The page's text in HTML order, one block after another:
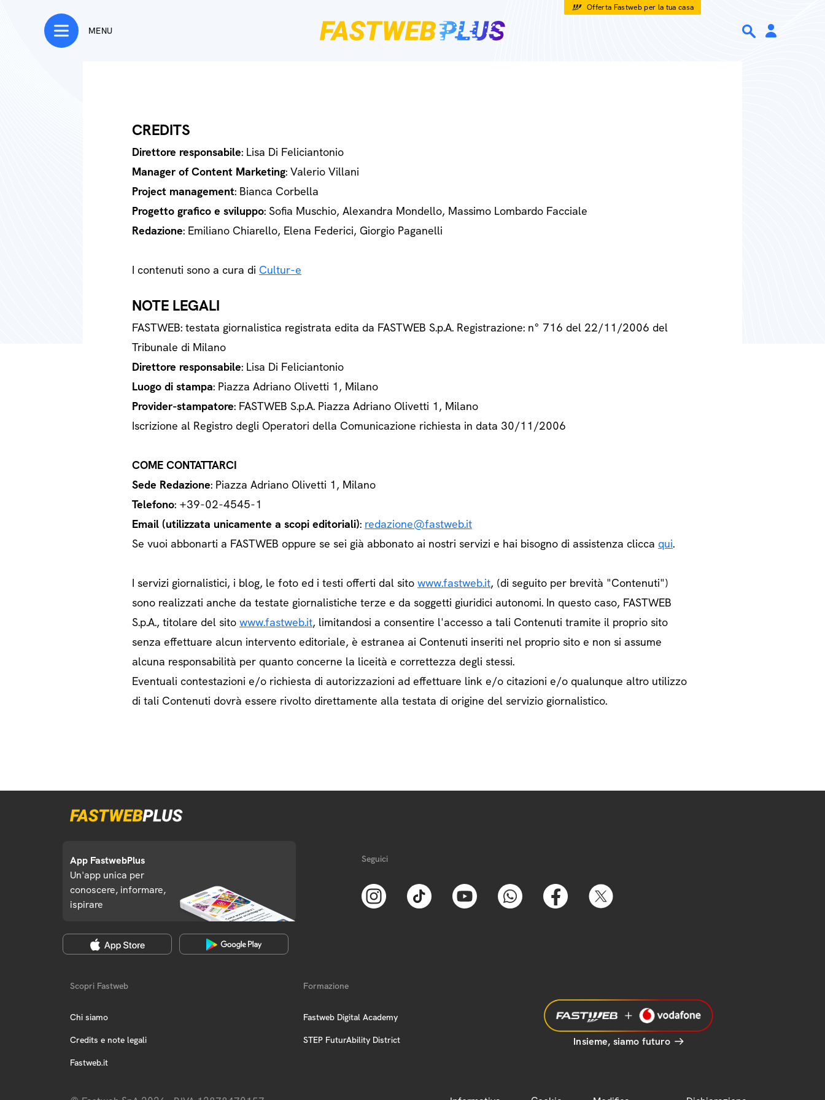
Offerta Fastweb per la tua casa
MENU
CREDITS
Direttore responsabile: Lisa Di Feliciantonio
Manager of Content Marketing: Valerio Villani
Project management: Bianca Corbella
Progetto grafico e sviluppo: Sofia Muschio, Alexandra Mondello, Massimo Lombardo Facciale
Redazione: Emiliano Chiarello, Elena Federici, Giorgio Paganelli
I contenuti sono a cura di Cultur-e
NOTE LEGALI
FASTWEB: testata giornalistica registrata edita da FASTWEB S.p.A. Registrazione: n° 716 del 22/11/2006 del
Tribunale di Milano
Direttore responsabile: Lisa Di Feliciantonio
Luogo di stampa: Piazza Adriano Olivetti 1, Milano
Provider-stampatore: FASTWEB S.p.A. Piazza Adriano Olivetti 1, Milano
Iscrizione al Registro degli Operatori della Comunicazione richiesta in data 30/11/2006
COME CONTATTARCI
Sede Redazione: Piazza Adriano Olivetti 1, Milano
Telefono: +39-02-4545-1
Email (utilizzata unicamente a scopi editoriali): redazione@fastweb.it
Se vuoi abbonarti a FASTWEB oppure se sei già abbonato ai nostri servizi e hai bisogno di assistenza clicca qui.
I servizi giornalistici, i blog, le foto ed i testi offerti dal sito www.fastweb.it, (di seguito per brevità "Contenuti")
sono realizzati anche da testate giornalistiche terze e da soggetti giuridici autonomi. In questo caso, FASTWEB
S.p.A., titolare del sito www.fastweb.it, limitandosi a consentire l'accesso a tali Contenuti tramite il proprio sito
senza effettuare alcun intervento editoriale, è estranea ai Contenuti inseriti nel proprio sito e non si assume
alcuna responsabilità per quanto concerne la liceità e correttezza degli stessi.
Eventuali contestazioni e/o richiesta di autorizzazioni ad effettuare link e/o citazioni e/o qualunque altro utilizzo
di tali Contenuti dovrà essere rivolto direttamente alla testata di origine del servizio giornalistico.
App FastwebPlus
Un'app unica per
conoscere, informare,
ispirare
Seguici
Scopri Fastweb
Chi siamo
Credits e note legali
Fastweb.it
Formazione
Fastweb Digital Academy
STEP FuturAbility District Insieme, siamo futuro